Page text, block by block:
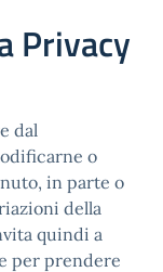
Privacy
dal
o
in parte o
della
quindi a
per prendere